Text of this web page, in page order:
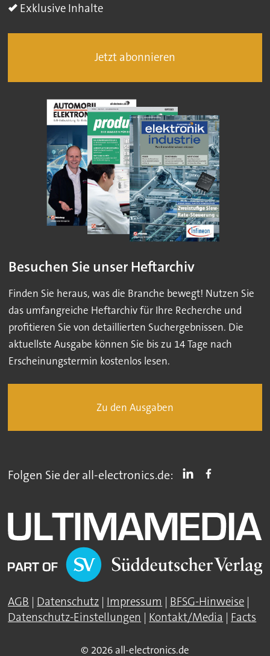
Exklusive Inhalte
Jetzt abonnieren
Besuchen Sie unser Heftarchiv
Finden Sie heraus, was die Branche bewegt! Nutzen Sie
das umfangreiche Heftarchiv für Ihre Recherche und
profitieren Sie von detaillierten Suchergebnissen. Die
aktuellste Ausgabe können Sie bis zu 14 Tage nach
Erscheinungstermin kostenlos lesen.
Zu den Ausgaben
Folgen Sie der all-electronics.de:
AGB | Datenschutz | Impressum | BFSG-Hinweise |
Datenschutz-Einstellungen | Kontakt/Media | Facts
© 2026 all-electronics.de